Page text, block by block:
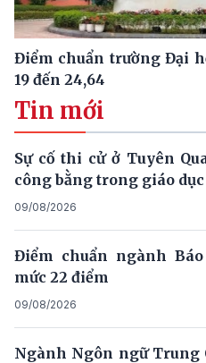
Điểm chuẩn trường Đại
19 đến 24,64
Tin mới
Sự cố thi cử ở Tuyên
công bằng trong giáo dục
09/08/2026
Điểm chuẩn ngành
mức 22 điểm
09/08/2026
Ngành Ngôn ngữ Trung